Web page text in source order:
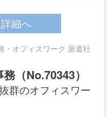
細へ
・オフィスワーク 派遣社
（No.70343）
群のオフィスワー